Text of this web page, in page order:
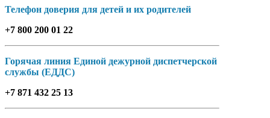
Телефон доверия для детей и их родителей
+7 800 200 01 22
Горячая линия Единой дежурной диспетчерской
службы (ЕДДС)
+7 871 432 25 13